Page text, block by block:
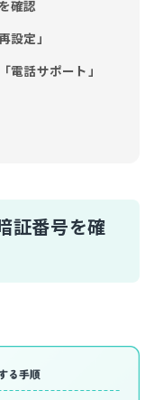
確認
定」
話サポート」
証番号を確